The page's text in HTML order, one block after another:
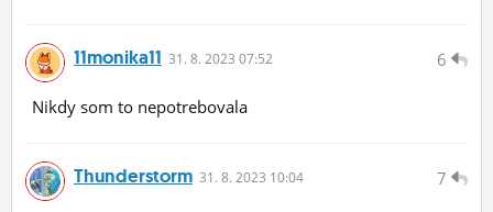
6
11monika11 31. 8. 2023 07:52
Nikdy som to nepotrebovala
7
Thunderstorm 31. 8. 2023 10:04